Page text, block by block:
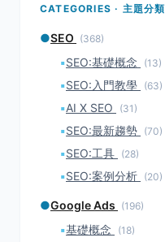
CATEGORIES · 主題分類
●SEO (368)
▪SEO:基礎概念 (13)
▪SEO:入門教學 (63)
▪AI X SEO (31)
▪SEO:最新趨勢 (70)
▪SEO:工具 (28)
▪SEO:案例分析 (20)
●Google Ads (196)
▪基礎概念 (18)